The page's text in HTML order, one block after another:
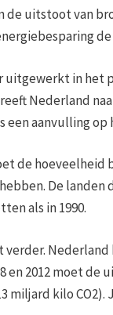
de uitstoot van
uitgewerkt in het
Nederland
een aanvulling op
de hoeveelheid
De landen
als in 1990.
en 2012 moet de
miljard kilo